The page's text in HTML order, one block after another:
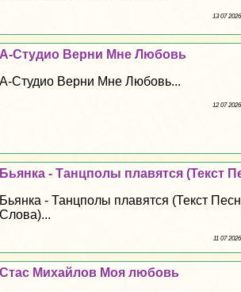
13 07
А-Студио Верни Мне Любовь
А-Студио Верни Мне Любовь...
12 07
Бьянка - Танцполы плавятся (Текст
Бьянка - Танцполы плавятся (Текст
Слова)...
11 07
Стас Михайлов Моя любовь